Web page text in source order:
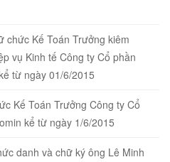
chức Kế Toán Trưởng kiêm
vụ Kinh tế Công ty Cổ phần
từ ngày 01/6/2015
Kế Toán Trưởng Công ty Cổ
kể từ ngày 1/6/2015
danh và chữ ký ông Lê Minh